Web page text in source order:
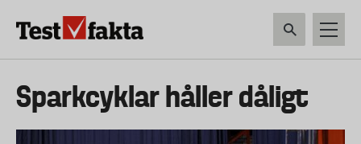
Huvudmeny
ny
LIVSMEDEL VERKTYG &
Sparkcyklar håller dåligt